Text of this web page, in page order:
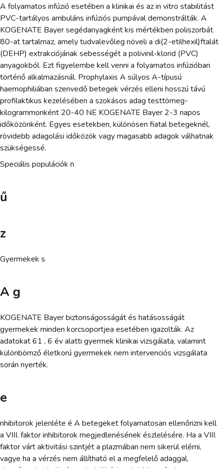
A folyamatos infúzió esetében a klinikai és az in vitro stabilitást
PVC-tartályos ambuláns infúziós pumpával demonstrálták. A
KOGENATE Bayer segédanyagként kis mértékben poliszorbát
80-at tartalmaz, amely tudvalevőleg növeli a di(2-etilhexil)ftalát
(DEHP) extrakciójának sebességét a polivinil-klorid (PVC)
anyagokból. Ezt figyelembe kell venni a folyamatos infúzióban
történő alkalmazásnál. Prophylaxis A súlyos A-típusú
haemophiliában szenvedő betegek vérzés elleni hosszú távú
profilaktikus kezelésében a szokásos adag testtömeg-
kilogrammonként 20-40 NE KOGENATE Bayer 2-3 napos
időközönként. Egyes esetekben, különösen fiatal betegeknél,
rövidebb adagolási időközök vagy magasabb adagok válhatnak
szükségessé.
Speciális populációk n
ű
z
Gyermekek s
A g
KOGENATE Bayer biztonságosságát és hatásosságát
gyermekek minden korcsoportjea esetében igazolták. Az
adatokat 61 , 6 év alatti gyermek klinikai vizsgálata, valamint
különbömző életkorú gyermekek nem intervenciós vizsgálata
során nyerték.
e
nhibitorok jelenléte é A betegeket folyamatosan ellenőrizni kell
a VIII. faktor inhibitorok megjedlenésének észlelésére. Ha a VIII.
faktor várt aktivitási szintjét a plazmában nem sikerül elérni,
vagye ha a vérzés nem állítható el a megfelelő adaggal,